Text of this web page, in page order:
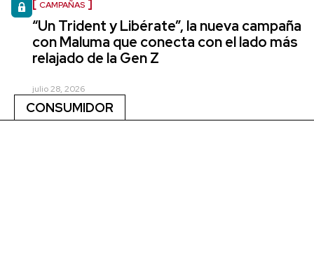
CAMPAÑAS
“Un Trident y Libérate”, la nueva campaña
con Maluma que conecta con el lado más
relajado de la Gen Z
julio 28, 2026
CONSUMIDOR